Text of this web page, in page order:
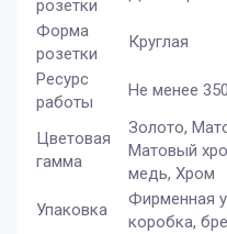
розетки
Форма
розетки
Круглая
Ресурс
работы
Не менее
Цветовая
гамма
Золото,
Матовый
медь, Хром
Упаковка
Фирменная
коробка,